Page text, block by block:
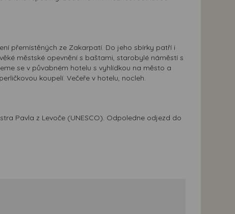
přemístěných ze Zakarpatí. Do jeho sbírky patří i
městské opevnění s baštami, starobylé náměstí s
se v půvabném hotelu s vyhlídkou na město a
koupelí. Večeře v hotelu, nocleh.
Pavla z Levoče (UNESCO). Odpoledne odjezd do